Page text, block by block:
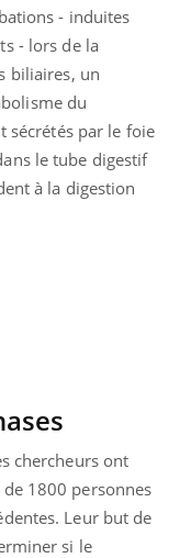
- induites
- lors de la
biliaires, un
du
sécrétés par le foie
le tube digestif
à la digestion
chercheurs ont
1800 personnes
Leur but de
si le